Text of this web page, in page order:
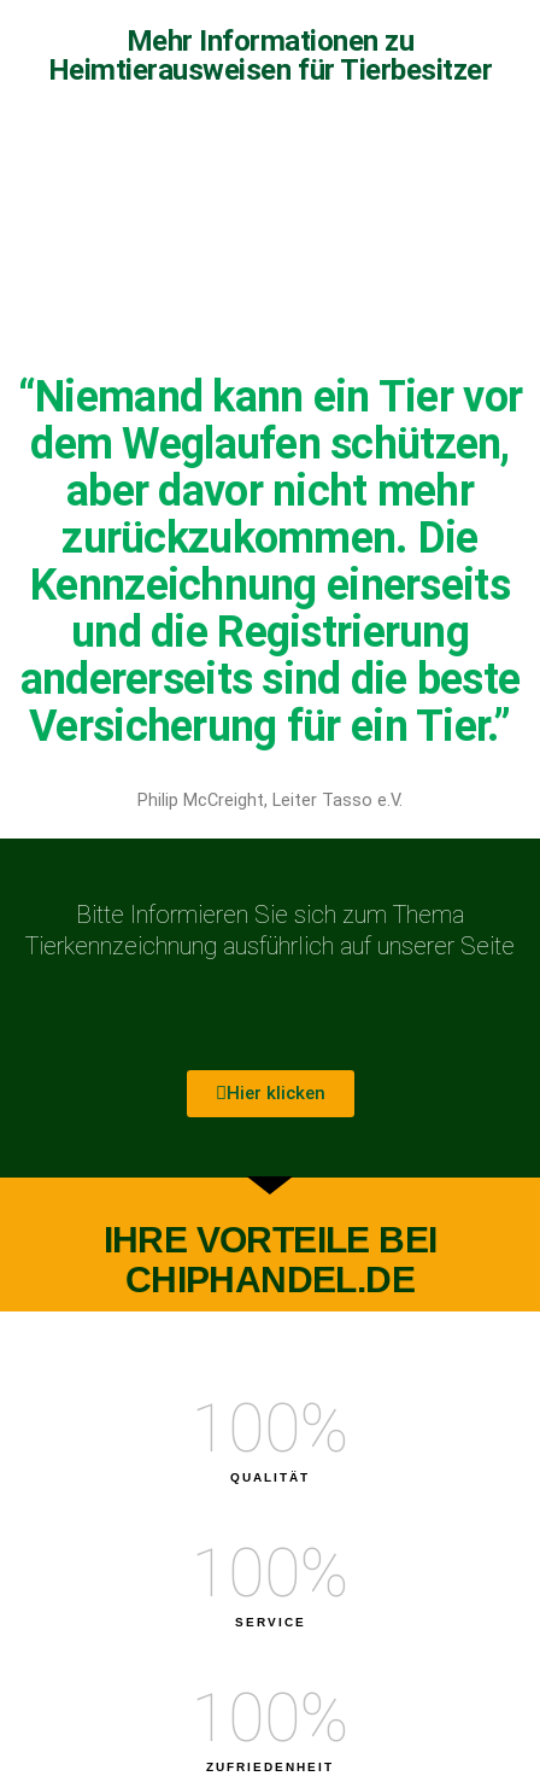
Mehr Informationen zu
Heimtierausweisen für Tierbesitzer
“Niemand kann ein Tier vor
dem Weglaufen schützen,
aber davor nicht mehr
zurückzukommen. Die
Kennzeichnung einerseits
und die Registrierung
andererseits sind die beste
Versicherung für ein Tier.”
Philip McCreight, Leiter Tasso e.V.
Bitte Informieren Sie sich zum Thema
Tierkennzeichnung ausführlich auf unserer Seite
Hier klicken
IHRE VORTEILE BEI
CHIPHANDEL.DE
QUALITÄT
100%
SERVICE
100%
ZUFRIEDENHEIT
100%